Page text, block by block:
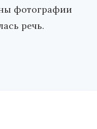
фотографии
речь.